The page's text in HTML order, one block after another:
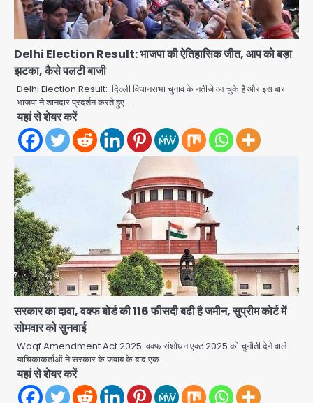
Delhi Election Result: भाजपा की ऐतिहासिक जीत, आप को बड़ा
झटका, कैसे पलटी बाजी
Delhi Election Result: दिल्ली विधानसभा चुनाव के नतीजे आ चुके हैं और इस बार
भाजपा ने शानदार प्रदर्शन करते हुए…
यहां से शेयर करें
सरकार का दावा, वक्फ बोर्ड की 116 फीसदी बढी है जमीन, सुप्रीम कोर्ट में
सोमवार को सुनवाई
Waqf Amendment Act 2025: वक्फ संशोधन एक्ट 2025 को चुनौती देने वाले
याचिकाकर्ताओं ने सरकार के जवाब के बाद एक…
यहां से शेयर करें
2
Noida Crime news: रेप पीड़िता
सेक्टर-49 में महिला को मिली ब्लास्ट की धमकी
Avinash Kumar
3
Ranchi JPSC-JSSC Protest: 16वें
दिन भी आंदोलन जारी, CBI जांच और 14th
Exam रद्द करने की मांग
Avinash Kumar
4
Milk price hike in
Maharashtra: महाराष्ट्र में 11 अगस्त से
दूध के दाम 2 रुपये प्रति लीटर बढ़े
Avinash Kumar
5
साल की मेड ने की खुदकुशी, शरीर पर नहीं मिली
कोई बाहरी
Avinash Kumar